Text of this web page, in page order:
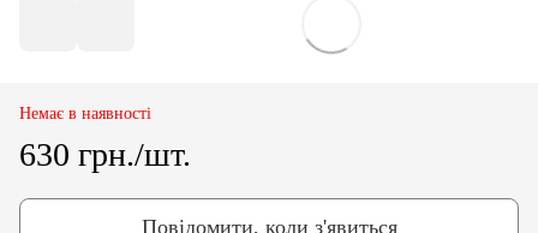
Немає в наявності
630 грн./шт.
Повідомити, коли з'явиться